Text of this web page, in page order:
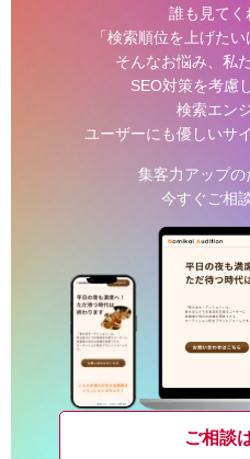
誰も見てく
「検索順位を上げた
そんなお悩み、私
SEO対策を考慮
検索エン
ユーザーにも優しいサ
集客力アップの
今すぐご相
ご相談